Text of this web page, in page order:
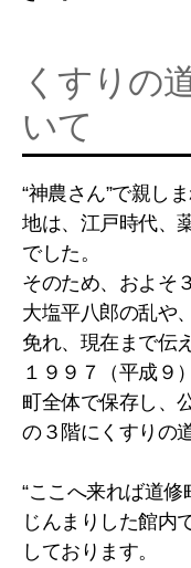
くすりの
いて
“神農さん”で親し
地は、江戸時代、
でした。
そのため、およそ
大塩平八郎の乱や
免れ、現在まで伝
１９９７（平成９
町全体で保存し、
の３階にくすりの
“ここへ来れば道修
じんまりした館内
しております。